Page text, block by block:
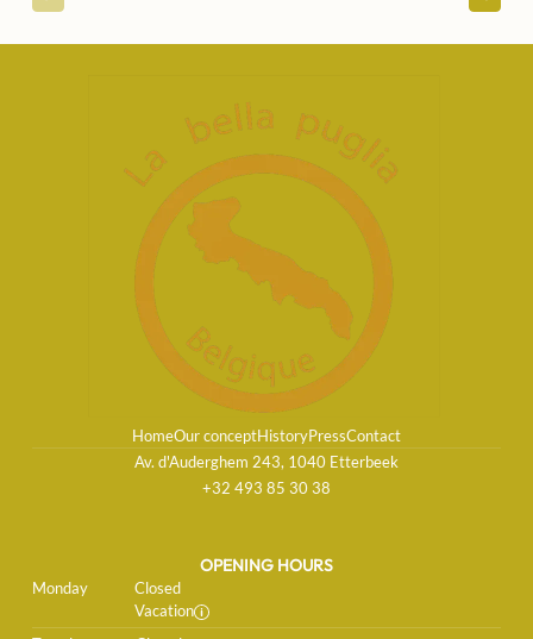
HomeOur conceptHistoryPressContact
Av. d'Auderghem 243, 1040 Etterbeek
+32 493 85 30 38
OPENING HOURS
Monday Closed
Vacation